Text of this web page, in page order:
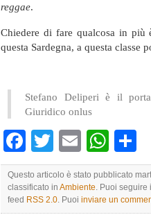
reggae.
Chiedere di fare qualcosa in più
questa Sardegna, a questa classe
Stefano Deliperi è il
Giuridico onlus
Facebook
TwitterEmail
Questo articolo è stato pubblicato
classificato in Ambiente. Puoi seguire
feed RSS 2.0. Puoi inviare un